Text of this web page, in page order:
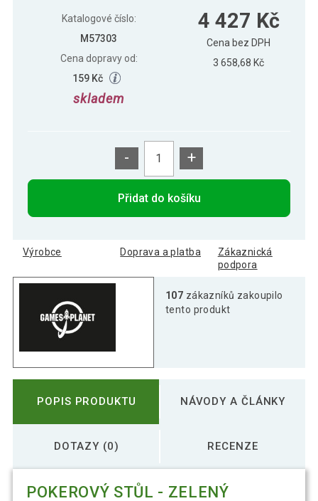
Katalogové číslo:
M57303
Cena dopravy od:
159 Kč
skladem
4 427 Kč
Cena bez DPH
3 658,68 Kč
- +
Přidat do košíku
Výrobce Doprava a platba
Zákaznická
podpora
107 zákazníků zakoupilo
tento produkt
POPIS PRODUKTU NÁVODY A ČLÁNKY
DOTAZY (0) RECENZE
POKEROVÝ STŮL - ZELENÝ